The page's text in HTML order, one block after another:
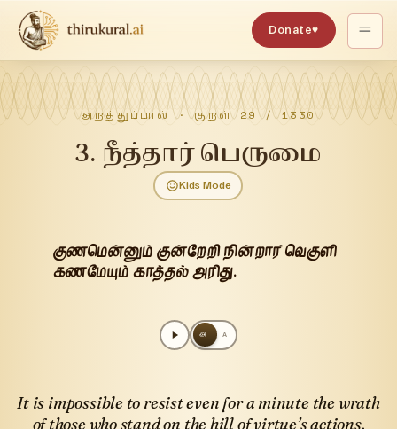
Donate♥
அறத்துப்பால் · குறள்29 /1330
3. நீத்தார் பெருமை
Kids Mode
குணமென்னும் குன்றேறி நின்றார் வெகுளி
கணமேயும் காத்தல் அரிது.
அ A
It is impossible to resist even for a minute the wrath
of those who stand on the hill of virtue’s actions.